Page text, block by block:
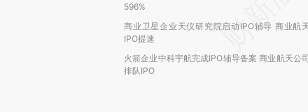
596%
商业卫星企业天仪研究院启动IPO辅导 商业航
IPO提速
火箭企业中科宇航完成IPO辅导备案 商业航天公司
排队IPO